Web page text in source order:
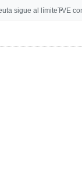
sigue al límiteTVE